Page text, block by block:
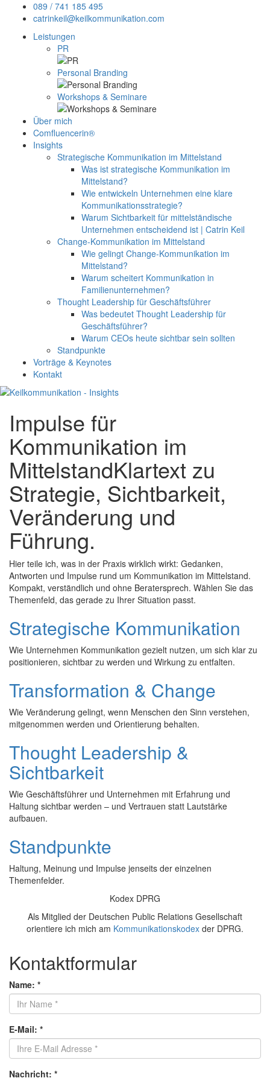
089 / 741 185 495
catrinkeil@keilkommunikation.com
Leistungen
PR
Personal Branding
Workshops & Seminare
Über mich
Comfluencerin®
Insights
Strategische Kommunikation im Mittelstand
Was ist strategische Kommunikation im
Mittelstand?
Wie entwickeln Unternehmen eine klare
Kommunikationsstrategie?
Warum Sichtbarkeit für mittelständische
Unternehmen entscheidend ist | Catrin Keil
Change-Kommunikation im Mittelstand
Wie gelingt Change-Kommunikation im
Mittelstand?
Warum scheitert Kommunikation in
Familienunternehmen?
Thought Leadership für Geschäftsführer
Was bedeutet Thought Leadership für
Geschäftsführer?
Warum CEOs heute sichtbar sein sollten
Standpunkte
Vorträge & Keynotes
Kontakt
Impulse für
Kommunikation im
MittelstandKlartext zu
Strategie, Sichtbarkeit,
Veränderung und
Führung.
Hier teile ich, was in der Praxis wirklich wirkt: Gedanken,
Antworten und Impulse rund um Kommunikation im Mittelstand.
Kompakt, verständlich und ohne Beratersprech. Wählen Sie das
Themenfeld, das gerade zu Ihrer Situation passt.
Strategische Kommunikation
Wie Unternehmen Kommunikation gezielt nutzen, um sich klar zu
positionieren, sichtbar zu werden und Wirkung zu entfalten.
Transformation & Change
Wie Veränderung gelingt, wenn Menschen den Sinn verstehen,
mitgenommen werden und Orientierung behalten.
Thought Leadership &
Sichtbarkeit
Wie Geschäftsführer und Unternehmen mit Erfahrung und
Haltung sichtbar werden – und Vertrauen statt Lautstärke
aufbauen.
Standpunkte
Haltung, Meinung und Impulse jenseits der einzelnen
Themenfelder.
Kodex DPRG
Als Mitglied der Deutschen Public Relations Gesellschaft
orientiere ich mich am Kommunikationskodex der DPRG.
Kontaktformular
Name: *
E-Mail: *
Nachricht: *